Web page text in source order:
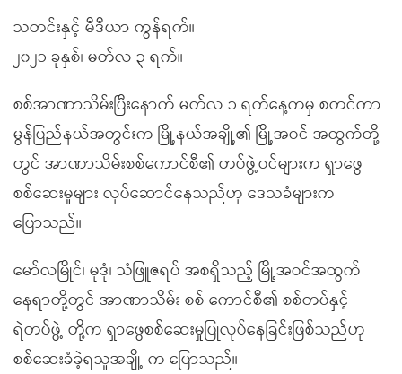
သတင်းနှင့် မီဒီယာ ကွန်ရက်။
၂၀၂၁ ခုနှစ်၊ မတ်လ ၃ ရက်။
စစ်အာဏာသိမ်းပြီးနောက် မတ်လ ၁ ရက်နေ့ကမှ စတင်ကာ
မွန်ပြည်နယ်အတွင်းက မြို့နယ်အချို့၏ မြို့အဝင် အထွက်တို့
တွင် အာဏာသိမ်းစစ်ကောင်စီ၏ တပ်ဖွဲ့ဝင်များက ရှာဖွေ
စစ်ဆေးမှုများ လုပ်ဆောင်နေသည်ဟု ဒေသခံများက
ပြောသည်။
မော်လမြိုင်၊ မုဒုံ၊ သံဖြူဇရပ် အစရှိသည့် မြို့အဝင်အထွက်
နေရာတို့တွင် အာဏာသိမ်း စစ် ကောင်စီ၏ စစ်တပ်နှင့်
ရဲတပ်ဖွဲ့ တို့က ရှာဖွေစစ်ဆေးမှုပြုလုပ်နေခြင်းဖြစ်သည်ဟု
စစ်ဆေးခံခဲ့ရသူအချို့ က ပြောသည်။